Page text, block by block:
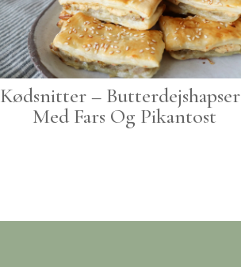
Kødsnitter –
Med Fars Og Pikantost